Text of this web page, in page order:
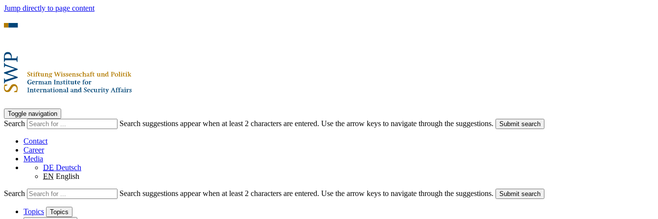
Jump directly to page content
Toggle navigation
Search Search suggestions appear when at least 2 characters are entered. Use the arrow keys to navigate through the suggestions. Submit search
Contact
Career
Media
DE Deutsch
EN English
Search Search suggestions appear when at least 2 characters are entered. Use the arrow keys to navigate through the suggestions. Submit search
Topics
Topics